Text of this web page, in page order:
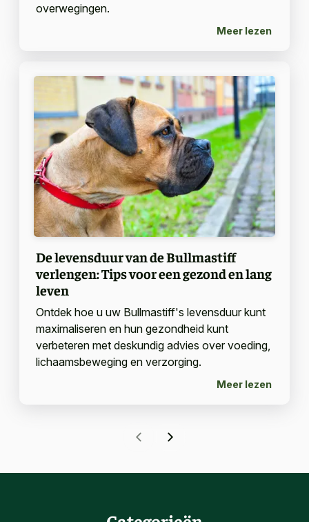
overwegingen.
Meer lezen
De levensduur van de Bullmastiff
verlengen: Tips voor een gezond en lang
leven
Ontdek hoe u uw Bullmastiff's levensduur kunt
maximaliseren en hun gezondheid kunt
verbeteren met deskundig advies over voeding,
lichaamsbeweging en verzorging.
Meer lezen